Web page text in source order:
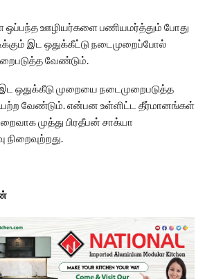
ஒப்பந்த ஊழியர்களை பணியமர்த்தும் போது
இட ஒதுக்கீட்டு நடைமுறைப்போல்
வேண்டும்.
ஒதுக்கீடு முறையை நடைமுறைபடுத்த
வேண்டும். என்பன உள்ளிட்ட தீர்மானங்கள்
முத்து பிரதீபன் சாக்யா
நிறைவுற்றது.